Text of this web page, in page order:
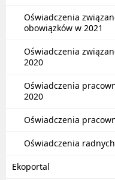
Oświadczenia
obowiązków w 2021
Oświadczenia
2020
Oświadczenia
2020
Oświadczenia
Oświadczenia
Ekoportal